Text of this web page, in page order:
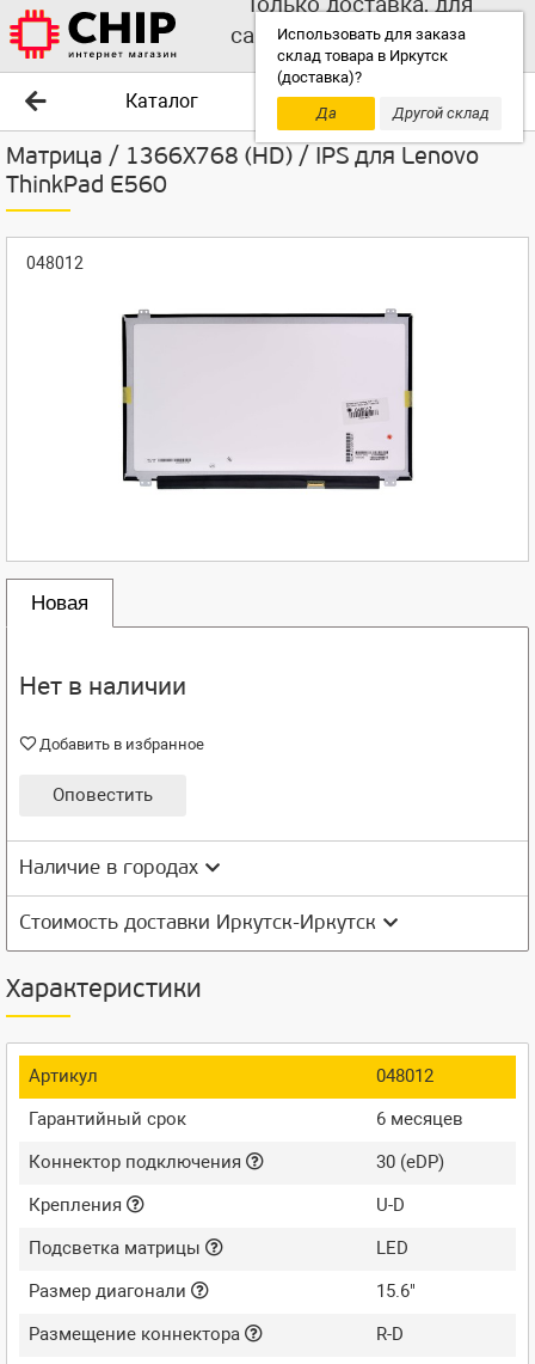
Использовать для заказа
склад товара в Иркутск
(доставка)?
Да
Другой склад
самовывоза выбирайте
другой склад!
Каталог
Матрица / 1366X768 (HD) / IPS для Lenovo
ThinkPad E560
048012
Новая
Нет в наличии
Добавить в избранное
Оповестить
Наличие в городах
Стоимость доставки Иркутск-Иркутск
Характеристики
Артикул
048012
Гарантийный срок
6 месяцев
Коннектор подключения
30 (eDP)
Крепления
U-D
Подсветка матрицы
LED
Размер диагонали
15.6"
Размещение коннектора
R-D